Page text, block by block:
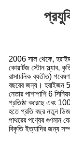
2006 সাল থেকে,
কোয়ার্টজ স্টোন স্ল্যাব,
রাসায়নিক ব্যতীত)
বছরের জন্য। হরাইজন
নেতার পাশাপাশি 6
প্রতিষ্ঠা করেছে এবং
হতে প্রতি বছর নতুন
পাথরের পণ্যের গুণমান
বিকৃতি ইত্যাদির জন্য